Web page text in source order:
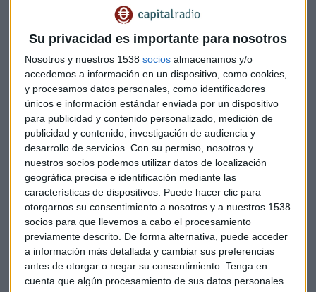
Su privacidad es importante para nosotros
Nosotros y nuestros 1538 socios almacenamos y/o
accedemos a información en un dispositivo, como cookies,
y procesamos datos personales, como identificadores
únicos e información estándar enviada por un dispositivo
para publicidad y contenido personalizado, medición de
publicidad y contenido, investigación de audiencia y
desarrollo de servicios. Con su permiso, nosotros y
nuestros socios podemos utilizar datos de localización
geográfica precisa e identificación mediante las
características de dispositivos. Puede hacer clic para
otorgarnos su consentimiento a nosotros y a nuestros 1538
socios para que llevemos a cabo el procesamiento
previamente descrito. De forma alternativa, puede acceder
a información más detallada y cambiar sus preferencias
antes de otorgar o negar su consentimiento. Tenga en
cuenta que algún procesamiento de sus datos personales
Santander Bbva OHL Ibroker
Antonio Castelo